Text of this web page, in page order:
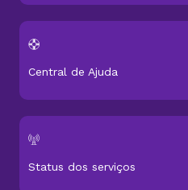
Central de Ajuda
Status dos serviços